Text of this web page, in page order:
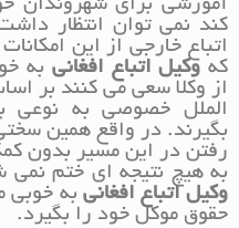
آموزشی برای شهروندان
کند نمی توان انتظار
اتباع خارجی از این
که وکیل اتباع افغانی به
از وکلا سعی می کنند بر
الملل خصوصی به
بگیرند. در واقع همین
رفتن در این مسیر بدون
به هیچ نتیجه ای ختم
وکیل اتباع افغانی به خوبی
حقوق موکل خود را بگیرد.